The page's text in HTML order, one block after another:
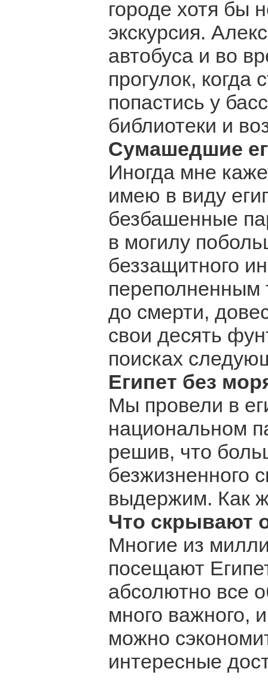
городе хотя бы
экскурсия.
автобуса и во
прогулок, когда
попастись у
библиотеки и
Сумашедшие
Иногда мне
имею в виду
безбашенные
в могилу
беззащитного
переполненным
до смерти,
свои десять
поисках
Египет без
Мы провели в
национальном
решив, что
безжизненного
выдержим. Как
Что скрывают
Многие из
посещают
абсолютно все
много важного,
можно
интересные